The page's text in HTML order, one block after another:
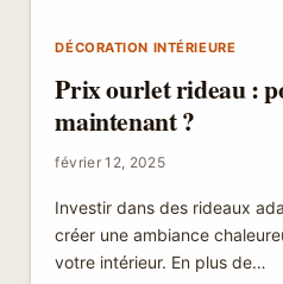
DÉCORATION INTÉRIEURE
Prix ourlet rideau :
maintenant ?
février 12, 2025
Investir dans des rideaux
créer une ambiance
votre intérieur. En plus de…